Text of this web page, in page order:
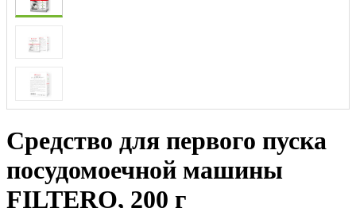
Средство для первого пуска
посудомоечной машины
FILTERO, 200 г